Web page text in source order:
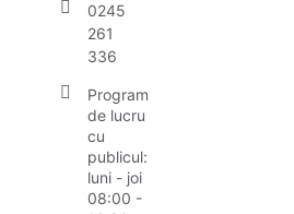
0245
261
336
Program
de lucru
cu
publicul:
luni - joi
08:00 -